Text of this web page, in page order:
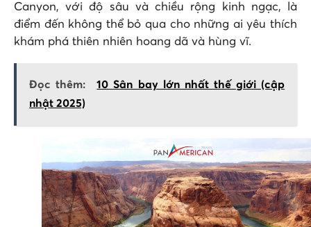
Canyon, với độ sâu và chiều rộng kinh ngạc, là
điểm đến không thể bỏ qua cho những ai yêu thích
khám phá thiên nhiên hoang dã và hùng vĩ.
Đọc thêm:
10 Sân bay lớn nhất thế giới (cập
nhật 2025)